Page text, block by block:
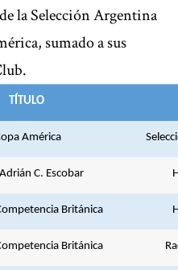
la Selección Argentina
sumado a sus
TÍTULO
América
C. Escobar
Británica
Británica